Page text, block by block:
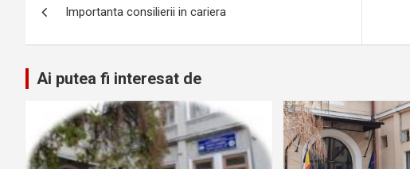
articole
Importanta consilierii in cariera
Ai putea fi interesat de